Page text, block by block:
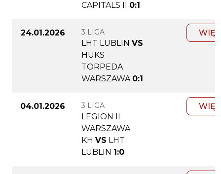
CAPITALS II
0:1
24.01.2026 3 LIGA
LHT LUBLIN VS
HUKS
TORPEDA
WARSZAWA 0:1
04.01.2026 3 LIGA
LEGION II
WARSZAWA
KH VS LHT
LUBLIN 1:0